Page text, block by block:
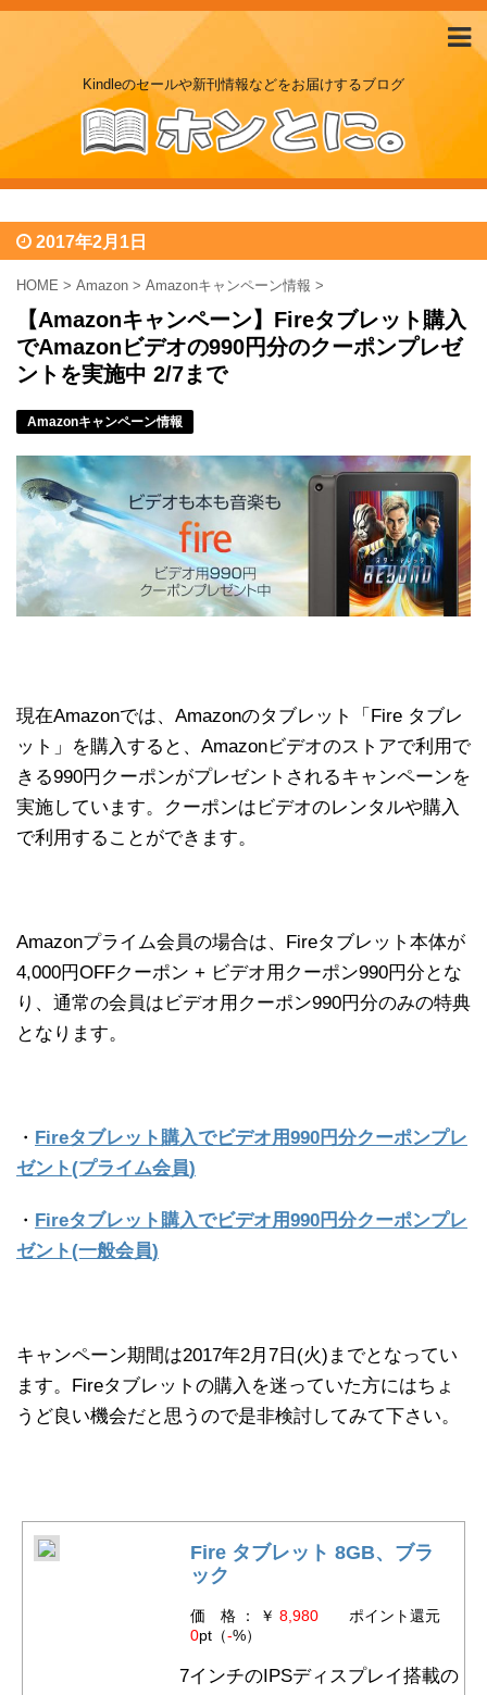
Kindleのセールや新刊情報などをお届けするブログ
2017年2月1日
HOME > Amazon > Amazonキャンペーン情報 >
【Amazonキャンペーン】Fireタブレット購入
でAmazonビデオの990円分のクーポンプレゼ
ントを実施中 2/7まで
Amazonキャンペーン情報
現在Amazonでは、Amazonのタブレット「Fire タブレ
ット」を購入すると、Amazonビデオのストアで利用で
きる990円クーポンがプレゼントされるキャンペーンを
実施しています。クーポンはビデオのレンタルや購入
で利用することができます。
Amazonプライム会員の場合は、Fireタブレット本体が
4,000円OFFクーポン + ビデオ用クーポン990円分とな
り、通常の会員はビデオ用クーポン990円分のみの特典
となります。
・ Fireタブレット購入でビデオ用990円分クーポンプレ
ゼント(プライム会員)
・ Fireタブレット購入でビデオ用990円分クーポンプレ
ゼント(一般会員)
キャンペーン期間は2017年2月7日(火)までとなってい
ます。Fireタブレットの購入を迷っていた方にはちょ
うど良い機会だと思うので是非検討してみて下さい。
Fire タブレット 8GB、ブラ
ック
価 格 ： ￥ 8,980ポイント還元
0pt（-%）
7インチのIPSディスプレイ搭載の